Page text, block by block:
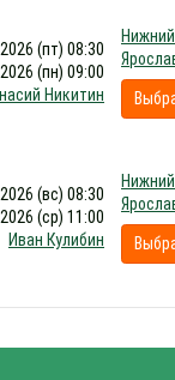
(пт) 08:30
(пн) 09:00
Никитин
(вс) 08:30
(ср) 11:00
Иван Кулибин